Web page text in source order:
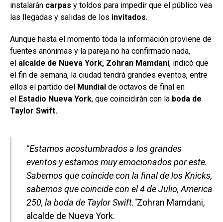
instalarán carpas y toldos para impedir que el público vea
las llegadas y salidas de los invitados.
Aunque hasta el momento toda la información proviene de
fuentes anónimas y la pareja no ha confirmado nada,
el alcalde de Nueva York, Zohran Mamdani, indicó que
el fin de semana, la ciudad tendrá grandes eventos, entre
ellos el partido del Mundial de octavos de final en
el Estadio Nueva York, que coincidirán con la boda de
Taylor Swift.
Estamos acostumbrados a los grandes
eventos y estamos muy emocionados por este.
Sabemos que coincide con la final de los Knicks,
sabemos que coincide con el 4 de Julio, America
250, la boda de Taylor Swift. Zohran Mamdani,
alcalde de Nueva York.